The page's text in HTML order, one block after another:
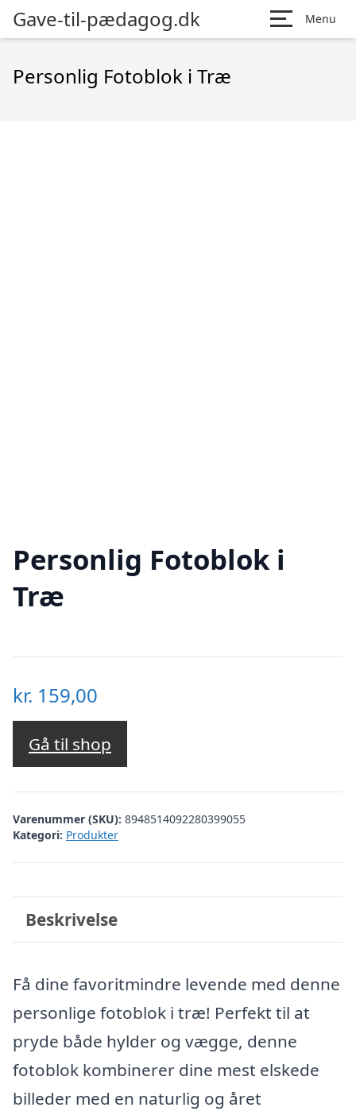
Gave-til-pædagog.dk Menu
Personlig Fotoblok i Træ
Personlig Fotoblok i
Træ
kr. 159,00
Gå til shop
Varenummer (SKU): 8948514092280399055
Kategori: Produkter
Beskrivelse
Få dine favoritmindre levende med denne
personlige fotoblok i træ! Perfekt til at
pryde både hylder og vægge, denne
fotoblok kombinerer dine mest elskede
billeder med en naturlig og året